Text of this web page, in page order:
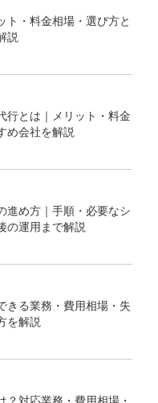
ト・料金相場・選び方と
説
行とは｜メリット・料金
め会社を解説
進め方｜手順・必要なシ
の運用まで解説
きる業務・費用相場・失
を解説